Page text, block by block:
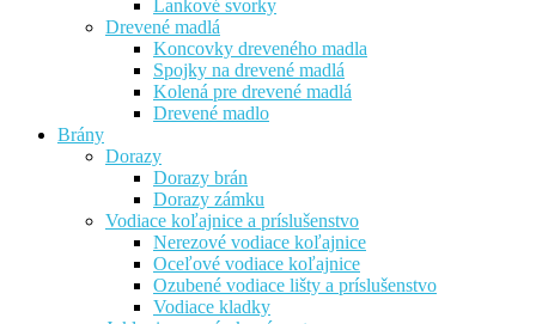
Lankové svorky
Drevené madlá
Koncovky dreveného madla
Spojky na drevené madlá
Kolená pre drevené madlá
Drevené madlo
Brány
Dorazy
Dorazy brán
Dorazy zámku
Vodiace koľajnice a príslušenstvo
Nerezové vodiace koľajnice
Oceľové vodiace koľajnice
Ozubené vodiace lišty a príslušenstvo
Vodiace kladky